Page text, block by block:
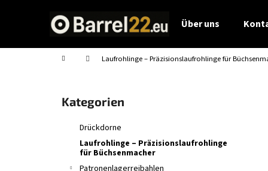
Über uns
StartseiteLaufrohlinge – Präzisionslaufrohlinge für
Kategorien
überspringen
Kategorien
Drückdorne
Laufrohlinge – Präzisionslaufrohlinge
für Büchsenmacher
Patronenlagerreibahlen
e
Zurück
zum
Zurück
zum